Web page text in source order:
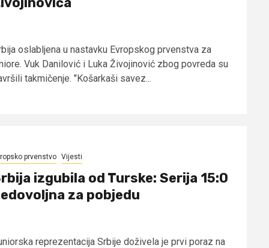
oslabljena u nastavku Evropskog prvenstva za
Vuk Danilović i Luka Živojinović zbog povreda su
takmičenje. "Košarkaši savez...
prvenstvo Vijesti
izgubila od Turske: Serija 15:0
za pobjedu
reprezentacija Srbije doživela je prvi poraz na